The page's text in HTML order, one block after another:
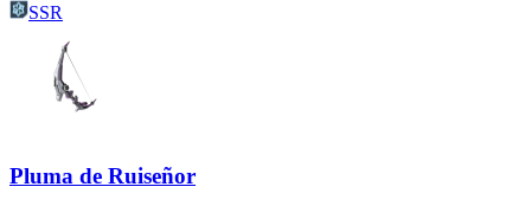
SSR
Pluma de Ruiseñor